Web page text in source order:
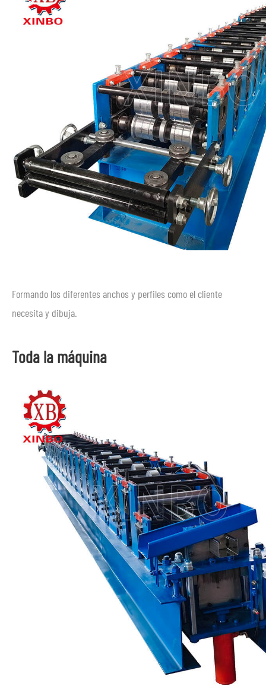
Formando los diferentes anchos y perfiles como el cliente
necesita y dibuja.
Toda la máquina